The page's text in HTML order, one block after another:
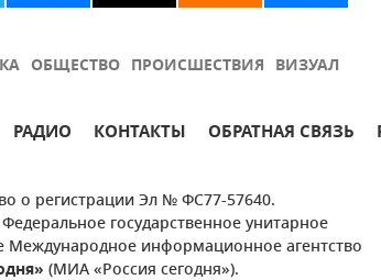
ОБЩЕСТВО ПРОИСШЕСТВИЯ ВИЗУАЛ
РАДИО КОНТАКТЫ ОБРАТНАЯ СВЯЗЬ
о регистрации Эл № ФС77-57640.
государственное унитарное
Международное информационное агентство
(МИА «Россия сегодня»).